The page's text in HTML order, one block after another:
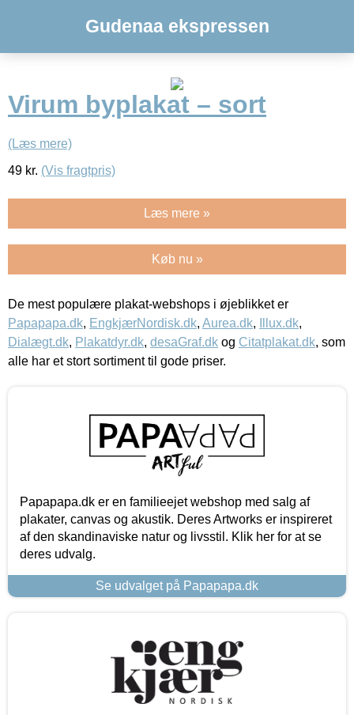
Gudenaa ekspressen
Virum byplakat – sort
(Læs mere)
49 kr. (Vis fragtpris)
Læs mere »
Køb nu »
De mest populære plakat-webshops i øjeblikket er
Papapapa.dk, EngkjærNordisk.dk, Aurea.dk, Illux.dk,
Dialægt.dk, Plakatdyr.dk, desaGraf.dk og Citatplakat.dk, som
alle har et stort sortiment til gode priser.
Papapapa.dk er en familieejet webshop med salg af
plakater, canvas og akustik. Deres Artworks er inspireret
af den skandinaviske natur og livsstil. Klik her for at se
deres udvalg.
Se udvalget på Papapapa.dk